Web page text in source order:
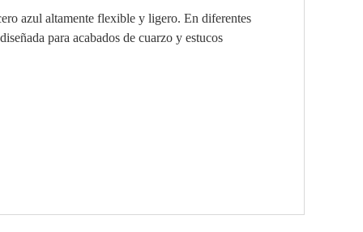
azul altamente flexible y ligero. En diferentes
para acabados de cuarzo y estucos